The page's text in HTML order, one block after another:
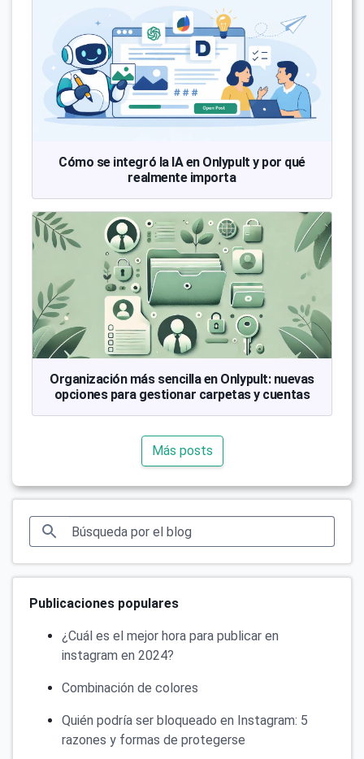
Cómo se integró la IA en Onlypult y por qué
realmente importa
Organización más sencilla en Onlypult: nuevas
opciones para gestionar carpetas y cuentas
Más posts
Publicaciones populares
¿Cuál es el mejor hora para publicar en
instagram en 2024?
Combinación de colores
Quién podría ser bloqueado en Instagram: 5
razones y formas de protegerse